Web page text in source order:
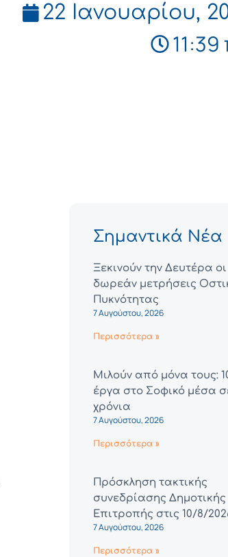
22 Ιανουαρίου,
11:39
Σημαντικά Νέα
Ξεκινούν την Δευτέρα οι
δωρεάν μετρήσεις
Πυκνότητας
7 Αυγούστου, 2026
Περισσότερα »
Μιλούν από μόνα τους:
έργα στο Σοφικό μέσα
χρόνια
7 Αυγούστου, 2026
Περισσότερα »
Πρόσκληση τακτικής
συνεδρίασης Δημοτικής
Επιτροπής στις 10/8/
7 Αυγούστου, 2026
Περισσότερα »